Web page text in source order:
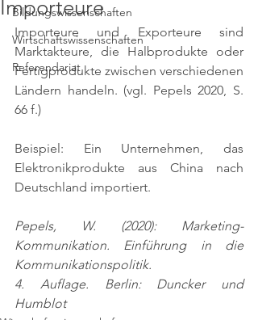
Bildungswissenschaften
Wirtschaftswissenschaften
Referendariat
Importeure
Importeure und Exporteure sind
Marktakteure, die Halbprodukte oder
Fertigprodukte zwischen verschiedenen
Ländern handeln. (vgl. Pepels 2020, S.
66 f.)
Beispiel: Ein Unternehmen, das
Elektronikprodukte aus China nach
Deutschland importiert.
Pepels, W. (2020): Marketing-
Kommunikation. Einführung in die
Kommunikationspolitik.
4. Auflage. Berlin: Duncker und
Humblot